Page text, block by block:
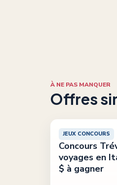
À NE PAS MANQUER
Offres
JEUX CONCOURS
Concours
voyages en
$ à gagner